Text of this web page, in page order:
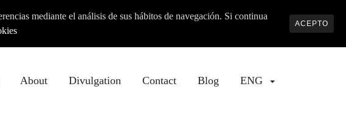
About Divulgation Contact Blog ENG
mediante el análisis de sus hábitos de navegación. Si continua
ACEPTO